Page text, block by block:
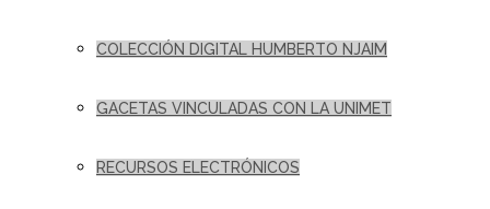
COLECCIÓN DIGITAL HUMBERTO NJAIM
GACETAS VINCULADAS CON LA UNIMET
RECURSOS ELECTRÓNICOS